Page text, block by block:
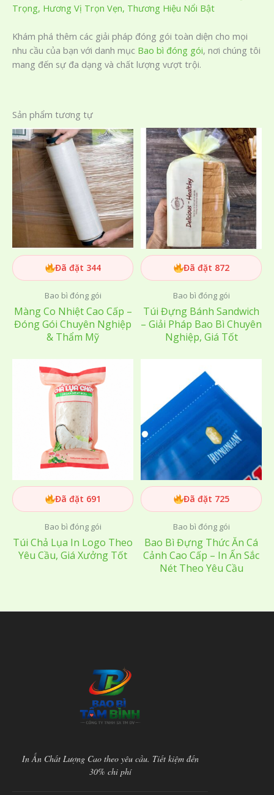
Trọng, Hương Vị Trọn Vẹn, Thương Hiệu Nổi Bật
Khám phá thêm các giải pháp đóng gói toàn diện cho mọi
nhu cầu của bạn với danh mục Bao bì đóng gói, nơi chúng tôi
mang đến sự đa dạng và chất lượng vượt trội.
Sản phẩm tương tự
Đã đặt 344
Bao bì đóng gói
Màng Co Nhiệt Cao Cấp –
Đóng Gói Chuyên Nghiệp
& Thẩm Mỹ
Đã đặt 872
Bao bì đóng gói
Túi Đựng Bánh Sandwich
– Giải Pháp Bao Bì Chuyên
Nghiệp, Giá Tốt
Đã đặt 691
Bao bì đóng gói
Túi Chả Lụa In Logo Theo
Yêu Cầu, Giá Xưởng Tốt
Đã đặt 725
Bao bì đóng gói
Bao Bì Đựng Thức Ăn Cá
Cảnh Cao Cấp – In Ấn Sắc
Nét Theo Yêu Cầu
In Ấn Chất Lượng Cao theo yêu cầu. Tiết kiệm đến
30% chi phí